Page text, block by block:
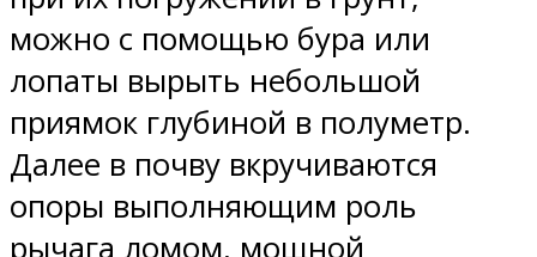
можно с помощью бура или
лопаты вырыть небольшой
приямок глубиной в полуметр.
Далее в почву вкручиваются
опоры выполняющим роль
рычага ломом, мощной